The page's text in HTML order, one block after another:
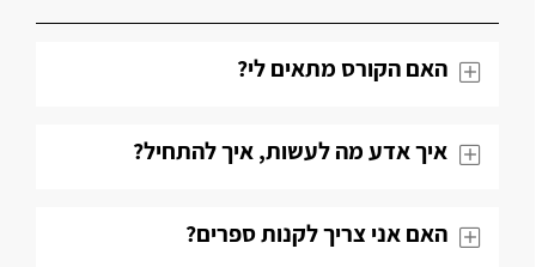
האם הקורס מתאים לי?
איך אדע מה לעשות, איך להתחיל?
האם אני צריך לקנות ספרים?